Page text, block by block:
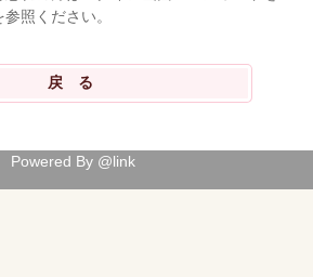
照ください。
Powered By @link